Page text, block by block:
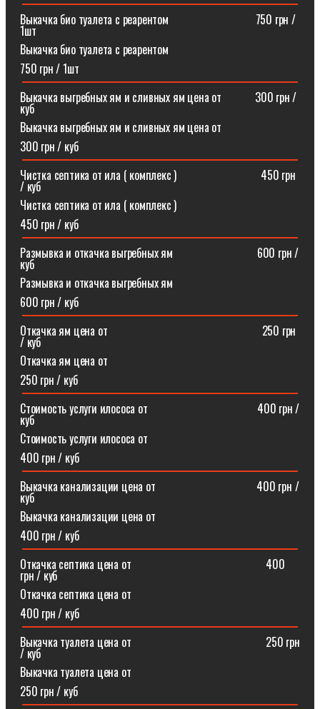
Выкачка био туалета с реарентом ⠀⠀⠀⠀⠀⠀⠀⠀⠀⠀750 грн /
1шт
Выкачка био туалета с реарентом
750 грн / 1шт
Выкачка выгребных ям и сливных ям цена от⠀⠀⠀⠀300 грн /
куб
Выкачка выгребных ям и сливных ям цена от
300 грн / куб
Чистка септика от ила ( комплекс )⠀⠀⠀⠀⠀⠀⠀⠀⠀⠀450 грн
/ куб
Чистка септика от ила ( комплекс )
450 грн / куб
Размывка и откачка выгребных ям⠀⠀⠀⠀⠀⠀⠀⠀⠀⠀600 грн /
куб
Размывка и откачка выгребных ям
600 грн / куб
Откачка ям цена от ⠀⠀⠀⠀⠀⠀⠀⠀⠀⠀⠀⠀⠀⠀⠀⠀⠀⠀250 грн
/ куб
Откачка ям цена от
250 грн / куб
Стоимость услуги илососа от⠀⠀⠀⠀⠀⠀⠀⠀⠀⠀⠀⠀⠀400 грн /
куб
Стоимость услуги илососа от
400 грн / куб
Выкачка канализации цена от⠀⠀⠀⠀⠀⠀⠀⠀⠀⠀⠀⠀400 грн /
куб
Выкачка канализации цена от
400 грн / куб
Откачка септика цена от⠀⠀⠀⠀⠀⠀⠀⠀⠀⠀⠀⠀⠀⠀⠀⠀400
грн / куб
Откачка септика цена от
400 грн / куб
Выкачка туалета цена от⠀⠀⠀⠀⠀⠀⠀⠀⠀⠀⠀⠀⠀⠀⠀⠀250 грн
/ куб
Выкачка туалета цена от
250 грн / куб